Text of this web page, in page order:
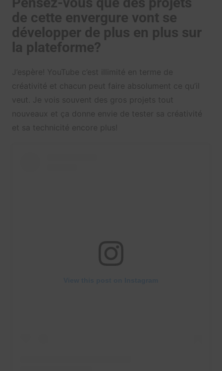
de cette envergure vont se
développer de plus en plus sur
la plateforme?
J’espère! YouTube c’est illimité en terme de
créativité et chacun peut faire absolument ce qu’il
veut. Je vois souvent des gros projets tout
nouveaux et ça donne envie de tester sa créativité
et sa technicité encore plus!